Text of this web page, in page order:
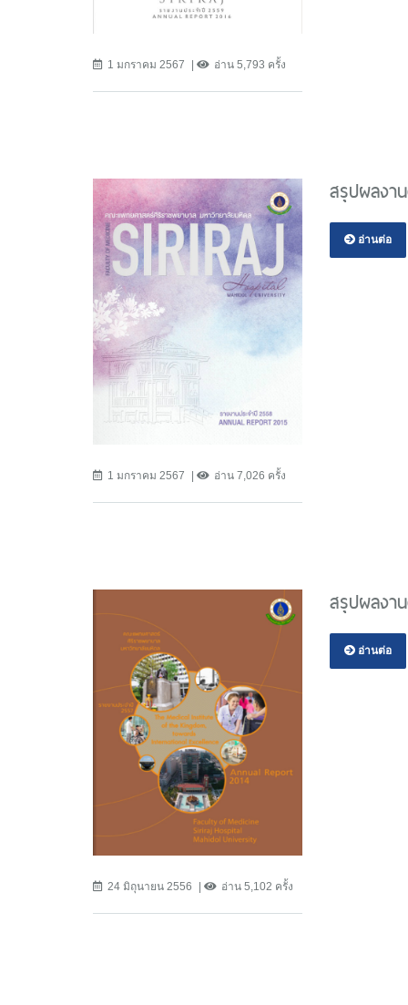
1 มกราคม 2567 อ่าน 5,793 ครั้ง
1 มกราคม 2567 อ่าน 7,026 ครั้ง
สรุปผลง
อ่านต่อ
24 มิถุนายน 2556 อ่าน 5,102 ครั้ง
สรุปผลง
อ่านต่อ